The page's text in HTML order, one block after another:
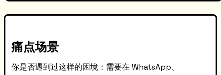
痛点场景
你是否遇到过这样的困境：需要在 WhatsApp、